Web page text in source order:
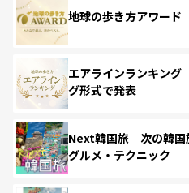
地球の歩き方アワード
エアラインランキン
グ形式で発表
Next韓国旅 次の韓国
グルメ・テクニック